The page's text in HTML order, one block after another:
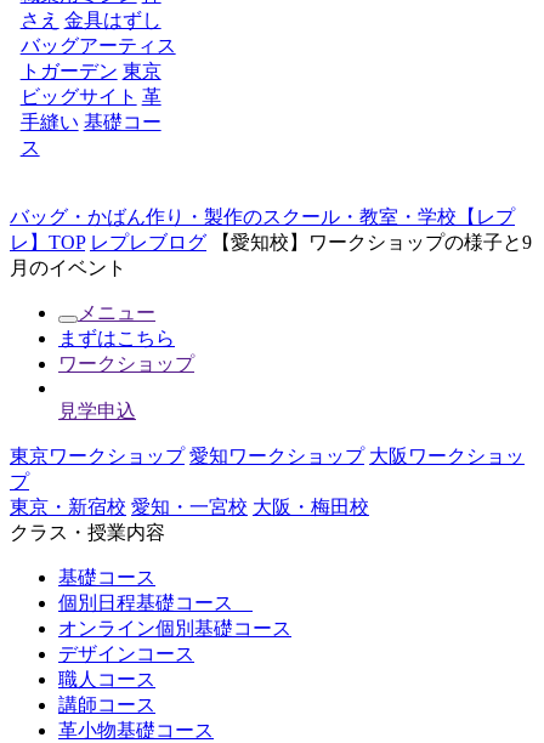
さえ 金具はずし
バッグアーティス
トガーデン 東京
ビッグサイト 革
手縫い 基礎コー
ス
バッグ・かばん作り・製作のスクール・教室・学校【レプ
レ】TOP レプレブログ 【愛知校】ワークショップの様子と9
月のイベント
メニュー
まずはこちら
ワークショップ
見学申込
東京ワークショップ 愛知ワークショップ 大阪ワークショッ
プ
東京・新宿校 愛知・一宮校 大阪・梅田校
クラス・授業内容
基礎コース
個別日程基礎コース
オンライン個別基礎コース
デザインコース
職人コース
講師コース
革小物基礎コース